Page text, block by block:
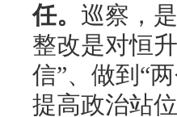
任。 巡察，
整改是对恒
信”、做到“
提高政治站